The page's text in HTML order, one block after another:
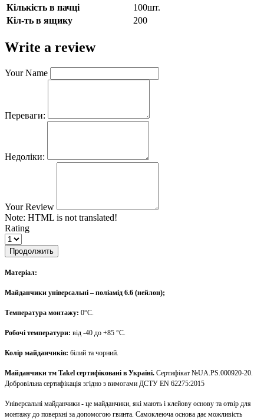
Кількість в пачці
100шт.
Кіл-ть в ящику
200
Write a review
Your Name
Переваги:
Недоліки:
Your Review
Note: HTML is not translated!
Rating
Продолжить
Матеріал:
Майданчики універсальні – поліамід 6.6 (нейлон);
Температура монтажу: 0°С.
Робочі температури: від -40 до +85 °С.
Колір майданчиків: білий та чорний.
Майданчики тм Takel сертифіковані в Україні. Сертифікат №UA.PS.000920-20.
Добровільна сертифікація згідно з вимогами ДСТУ EN 62275:2015
Універсальні майданчики - це майданчики, які мають і клейову основу та отвір для
монтажу до поверхні за допомогою гвинта. Самоклеюча основа дає можливість